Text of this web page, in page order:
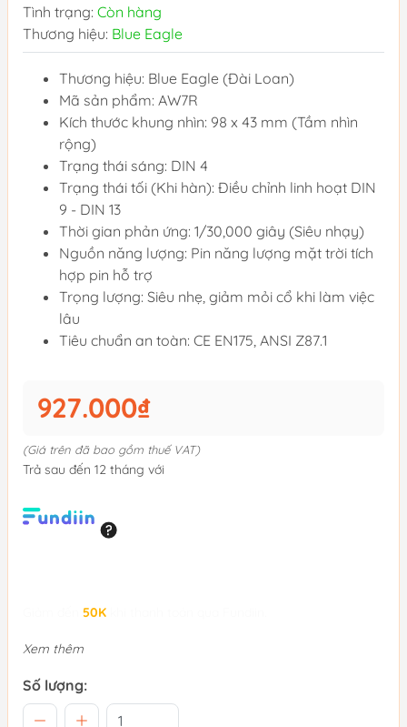
Tình trạng: Còn hàng
Thương hiệu: Blue Eagle
Thương hiệu: Blue Eagle (Đài Loan)
Mã sản phẩm: AW7R
Kích thước khung nhìn: 98 x 43 mm (Tầm nhìn
rộng)
Trạng thái sáng: DIN 4
Trạng thái tối (Khi hàn): Điều chỉnh linh hoạt DIN
9 - DIN 13
Thời gian phản ứng: 1/30,000 giây (Siêu nhạy)
Nguồn năng lượng: Pin năng lượng mặt trời tích
hợp pin hỗ trợ
Trọng lượng: Siêu nhẹ, giảm mỏi cổ khi làm việc
lâu
Tiêu chuẩn an toàn: CE EN175, ANSI Z87.1
927.000₫
(Giá trên đã bao gồm thuế VAT)
Trả sau đến 12 tháng với
50K
Xem thêm
Số lượng: